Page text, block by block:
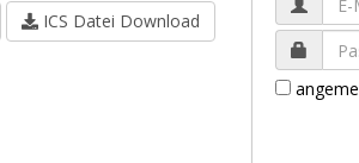
ICS Datei Download